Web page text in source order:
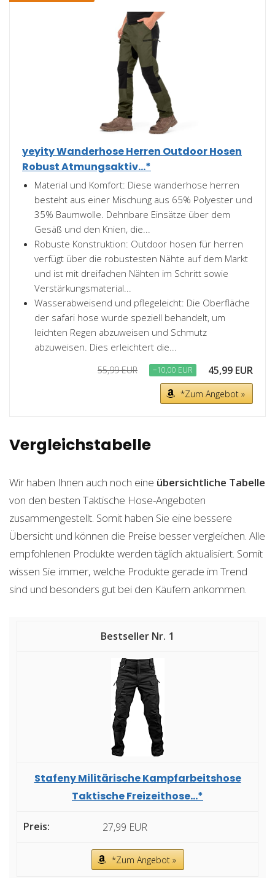
yeyity Wanderhose Herren Outdoor Hosen
Robust Atmungsaktiv...*
Material und Komfort: Diese wanderhose herren
besteht aus einer Mischung aus 65% Polyester und
35% Baumwolle. Dehnbare Einsätze über dem
Gesäß und den Knien, die...
Robuste Konstruktion: Outdoor hosen für herren
verfügt über die robustesten Nähte auf dem Markt
und ist mit dreifachen Nähten im Schritt sowie
Verstärkungsmaterial...
Wasserabweisend und pflegeleicht: Die Oberfläche
der safari hose wurde speziell behandelt, um
leichten Regen abzuweisen und Schmutz
abzuweisen. Dies erleichtert die...
55,99 EUR −10,00 EUR 45,99 EUR
*Zum Angebot »
Vergleichstabelle
Wir haben Ihnen auch noch eine übersichtliche Tabelle
von den besten Taktische Hose-Angeboten
zusammengestellt. Somit haben Sie eine bessere
Übersicht und können die Preise besser vergleichen. Alle
empfohlenen Produkte werden täglich aktualisiert. Somit
wissen Sie immer, welche Produkte gerade im Trend
sind und besonders gut bei den Käufern ankommen.
1
Stafeny Militärische Kampfarbeitshose
Taktische Freizeithose...*
27,99 EUR
*Zum Angebot »